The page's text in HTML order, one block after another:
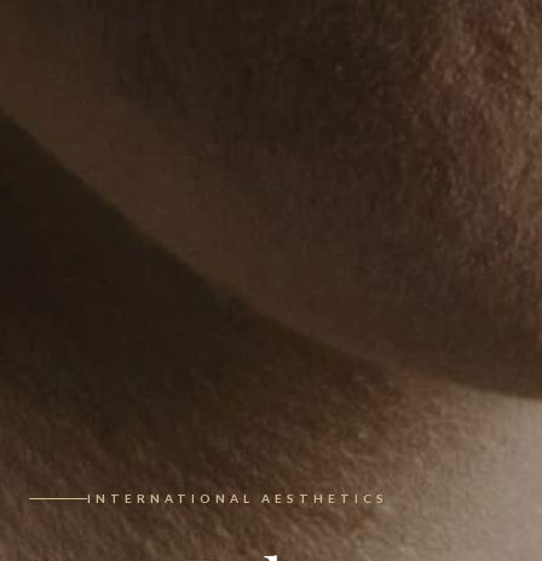
INTERNATIONAL AESTHETICS